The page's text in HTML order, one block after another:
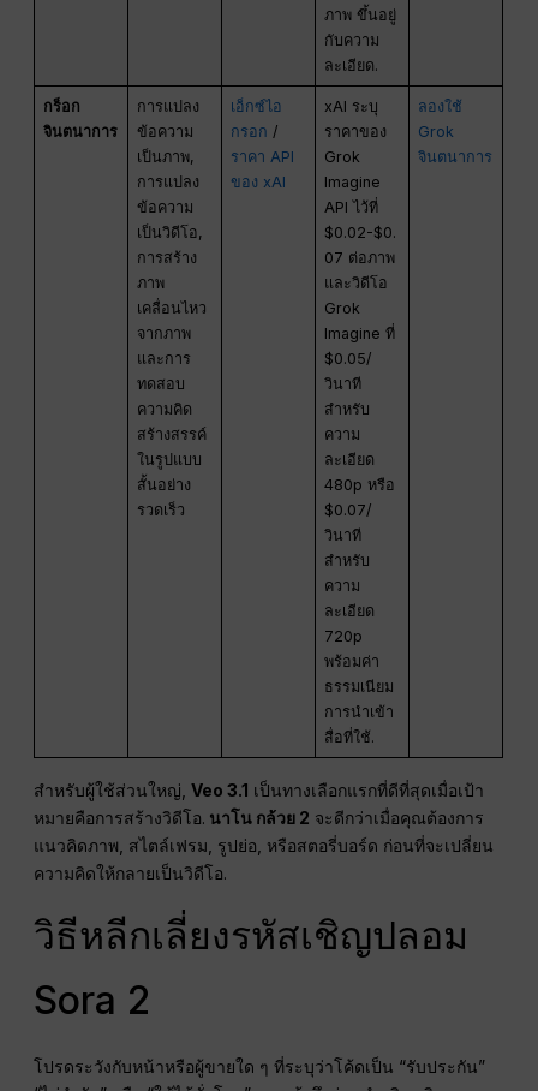
ภาพ ขึ้นอยู่
กับความ
ละเอียด.
กร็อก
จินตนาการ
การแปลง
ข้อความ
เป็นภาพ,
การแปลง
ข้อความ
เป็นวิดีโอ,
การสร้าง
ภาพ
เคลื่อนไหว
จากภาพ
และการ
ทดสอบ
ความคิด
สร้างสรรค์
ในรูปแบบ
สั้นอย่าง
รวดเร็ว
เอ็กซ์ไอ
กรอก /
ราคา API
ของ xAI
xAI ระบุ
ราคาของ
Grok
Imagine
API ไว้ที่
$0.02-$0.
07 ต่อภาพ
และวิดีโอ
Grok
Imagine ที่
$0.05/
วินาที
สำหรับ
ความ
ละเอียด
480p หรือ
$0.07/
วินาที
สำหรับ
ความ
ละเอียด
720p
พร้อมค่า
ธรรมเนียม
การนำเข้า
สื่อที่ใช้.
ลองใช้
Grok
จินตนาการ
สำหรับผู้ใช้ส่วนใหญ่,Veo 3.1 เป็นทางเลือกแรกที่ดีที่สุดเมื่อเป้า
หมายคือการสร้างวิดีโอ. นาโน กล้วย 2 จะดีกว่าเมื่อคุณต้องการ
แนวคิดภาพ, สไตล์เฟรม, รูปย่อ, หรือสตอรี่บอร์ด ก่อนที่จะเปลี่ยน
ความคิดให้กลายเป็นวิดีโอ.
วิธีหลีกเลี่ยงรหัสเชิญปลอม
Sora 2
โปรดระวังกับหน้าหรือผู้ขายใด ๆ ที่ระบุว่าโค้ดเป็น “รับประกัน”